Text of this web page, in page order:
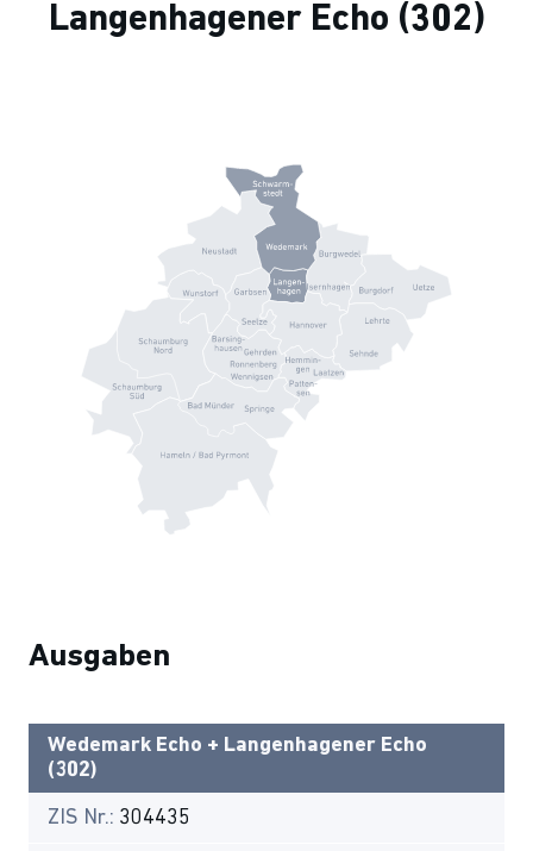
Langenhagener Echo (302)
Ausgaben
Wedemark Echo + Langenhagener Echo
(302)
ZIS Nr.: 304435